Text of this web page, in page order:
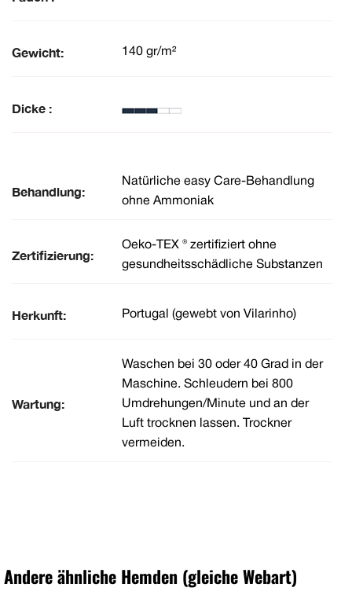
Gewicht: 140 gr/m²
Dicke :
Behandlung:
Natürliche easy Care-Behandlung
ohne Ammoniak
Zertifizierung:
Oeko-TEX ® zertifiziert ohne
gesundheitsschädliche Substanzen
Herkunft: Portugal (gewebt von Vilarinho)
Wartung:
Waschen bei 30 oder 40 Grad in der
Maschine. Schleudern bei 800
Umdrehungen/Minute und an der
Luft trocknen lassen. Trockner
vermeiden.
Andere ähnliche Hemden (gleiche Webart)